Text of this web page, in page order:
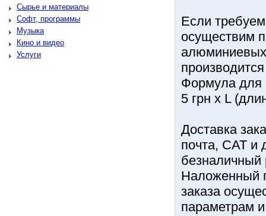
Сырье и материалы
Софт, программы
Музыка
Кино и видео
Услуги
Если
осуществим
алюминиевых
Формула для
5 грн х L
Доставка
почта, САТ и
безналичный
Наложенный
заказа
параметрам и